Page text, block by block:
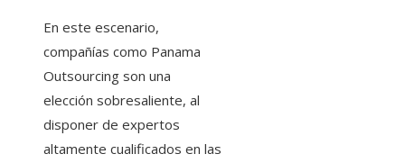
En este escenario,
compañías como Panama
Outsourcing son una
elección sobresaliente, al
disponer de expertos
altamente cualificados en las